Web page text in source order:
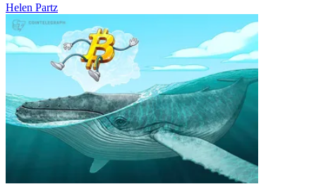
Helen Partz